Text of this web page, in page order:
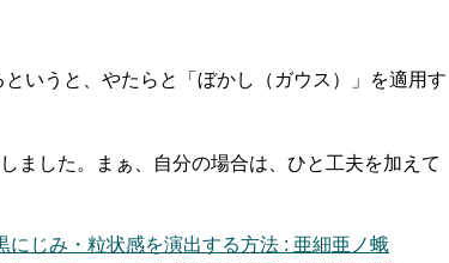
いうと、やたらと「ぼかし（ガウス）」を適用す
ました。まぁ、自分の場合は、ひと工夫を加えて
にじみ・粒状感を演出する方法 : 亜細亜ノ蛾